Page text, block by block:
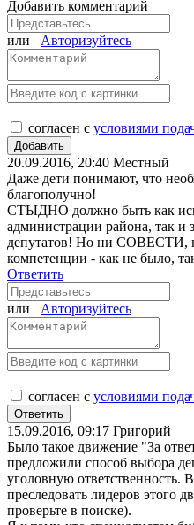
Добавить комментарий
или Авторизуйтесь
согласен с условиями
20.09.2016, 20:40 Местный
Даже дети понимают, что
благополучно!
СТЫДНО должно быть как
администрации района, так и
депутатов! Но ни СОВЕСТИ,
компетенции - как не было,
Ответить
или Авторизуйтесь
согласен с условиями
15.09.2016, 09:17 Григорий
Было такое движение "За
предложили способ выбора
уголовную ответственность.
преследовать лидеров этого
проверьте в поиске).